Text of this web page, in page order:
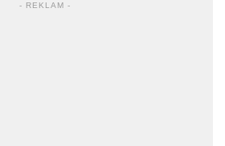
- REKLAM -